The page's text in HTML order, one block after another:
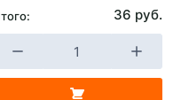
36 руб.